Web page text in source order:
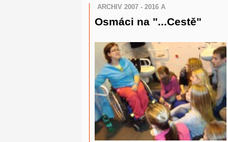
ARCHIV 2007 - 2016 A
Osmáci na "...Cestě"